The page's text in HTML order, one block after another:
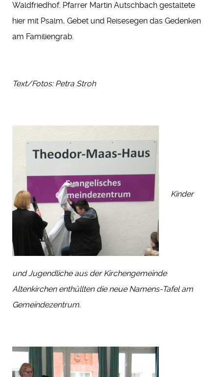
Waldfriedhof. Pfarrer Martin Autschbach gestaltete
hier mit Psalm, Gebet und Reisesegen das Gedenken
am Familiengrab.
Text/Fotos: Petra Stroh
Kinder
und Jugendliche aus der Kirchengemeinde
Altenkirchen enthüllten die neue Namens-Tafel am
Gemeindezentrum.